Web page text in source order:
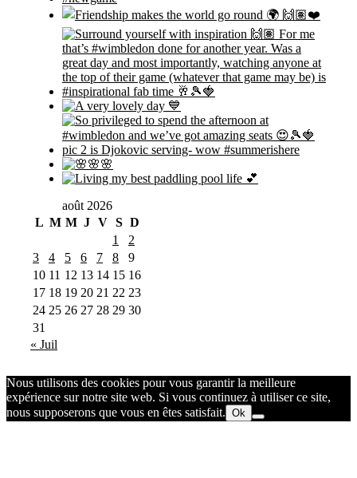
août 2026
L M M J V S D
1
2
3
4 5 6 7 8
9
10 11 12 13 14 15 16
17 18 19 20 21 22 23
24 25 26 27 28 29 30
31
« Juil
Nous utilisons des cookies pour vous garantir la meilleure
expérience sur notre site web. Si vous continuez à utiliser ce site,
nous supposerons que vous en êtes satisfait. Ok